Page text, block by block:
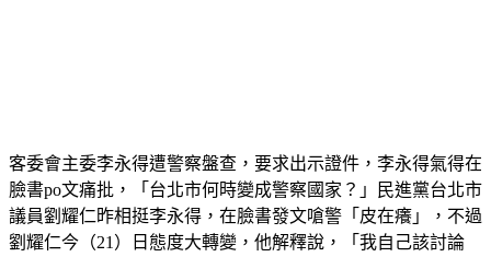
客委會主委李永得遭警察盤查，要求出示證件，李永得氣得在
臉書po文痛批，「台北市何時變成警察國家？」民進黨台北市
議員劉耀仁昨相挺李永得，在臉書發文嗆警「皮在癢」，不過
劉耀仁今（21）日態度大轉變，他解釋說，「我自己該討論